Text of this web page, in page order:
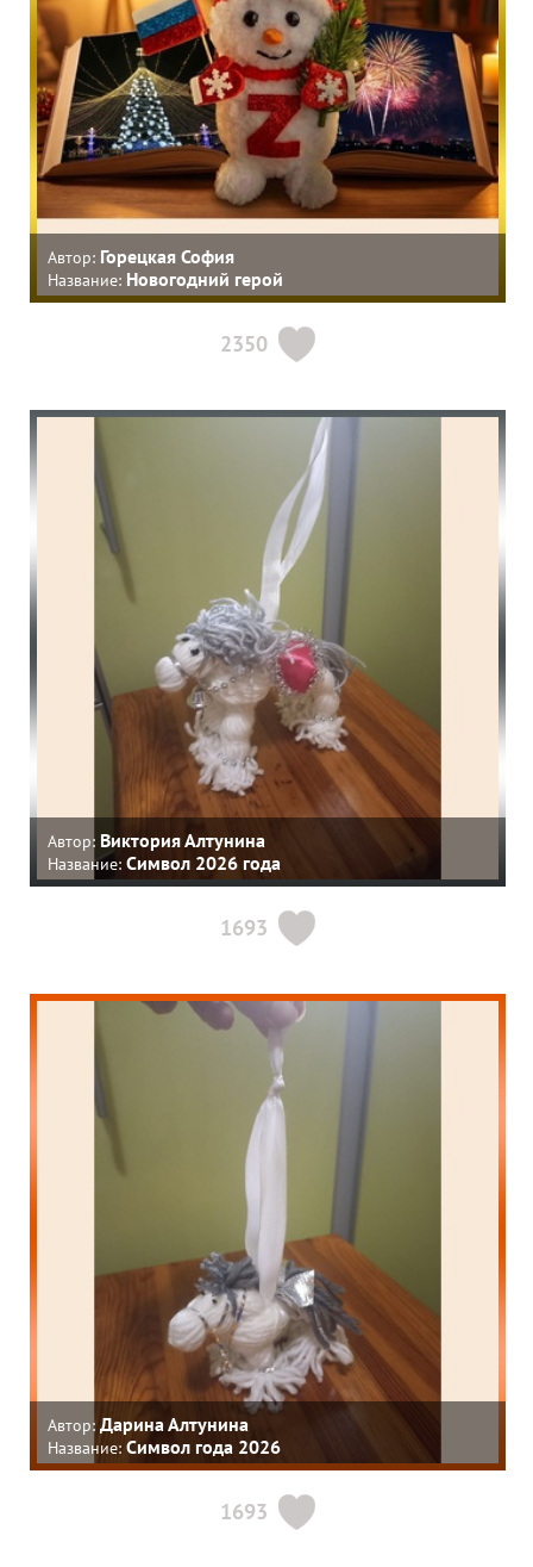
Автор: Горецкая София
Название: Новогодний герой
2350
Автор: Виктория Алтунина
Название: Символ 2026 года
1693
Автор: Дарина Алтунина
Название: Символ года 2026
1693